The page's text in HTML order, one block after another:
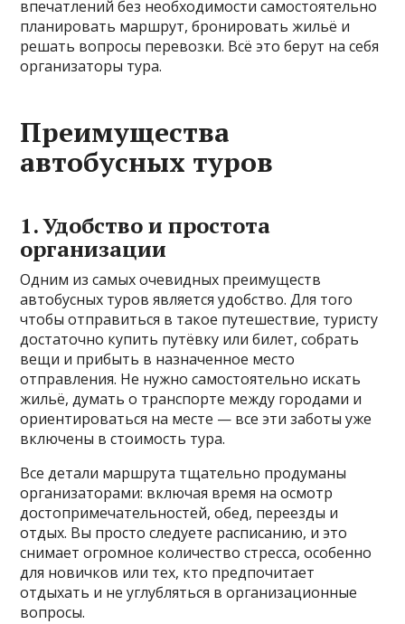
впечатлений без необходимости самостоятельно
планировать маршрут, бронировать жильё и
решать вопросы перевозки. Всё это берут на себя
организаторы тура.
Преимущества
автобусных туров
1. Удобство и простота
организации
Одним из самых очевидных преимуществ
автобусных туров является удобство. Для того
чтобы отправиться в такое путешествие, туристу
достаточно купить путёвку или билет, собрать
вещи и прибыть в назначенное место
отправления. Не нужно самостоятельно искать
жильё, думать о транспорте между городами и
ориентироваться на месте — все эти заботы уже
включены в стоимость тура.
Все детали маршрута тщательно продуманы
организаторами: включая время на осмотр
достопримечательностей, обед, переезды и
отдых. Вы просто следуете расписанию, и это
снимает огромное количество стресса, особенно
для новичков или тех, кто предпочитает
отдыхать и не углубляться в организационные
вопросы.